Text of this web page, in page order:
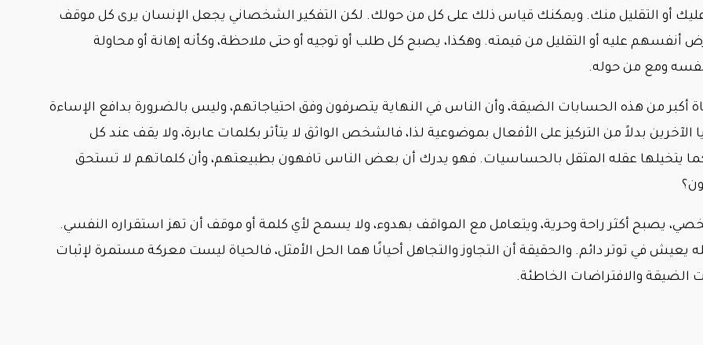
عليك أو التقليل منك. ويمكنك قياس ذلك على كل من حولك. لكن التفكير الشخصاني يجعل الإنسان يرى كل موقف
أنفسهم عليه أو التقليل من قيمته. وهكذا، يصبح كل طلب أو توجيه أو حتى ملاحظة، وكأنه إهانة أو محاولة
نفسه ومع من حوله.
من هذه الحسابات الضيقة، وأن الناس في النهاية يتصرفون وفق احتياجاتهم، وليس بالضرورة بدافع الإساءة
بدلاً من التركيز على الأفعال بموضوعية لذا، فالشخص الواثق لا يتأثر بكلمات عابرة، ولا يقف عند كل
يتخيلها عقله المثقل بالحساسيات. فهو يدرك أن بعض الناس تافهون بطبيعتهم، وأن كلماتهم لا تستحق
يصبح أكثر راحة وحرية، ويتعامل مع المواقف بهدوء، ولا يسمح لأي كلمة أو موقف أن تهز استقراره النفسي.
في توتر دائم. والحقيقة أن التجاوز والتجاهل أحيانًا هما الحل الأمثل، فالحياة ليست معركة مستمرة لإثبات
الضيقة والافتراضات الخاطئة.